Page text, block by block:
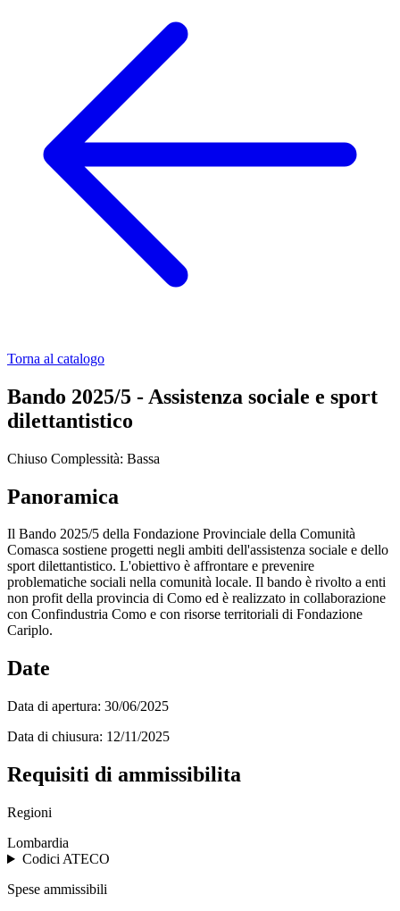
Torna al catalogo
Bando 2025/5 - Assistenza sociale e sport
dilettantistico
Chiuso Complessità: Bassa
Panoramica
Il Bando 2025/5 della Fondazione Provinciale della Comunità
Comasca sostiene progetti negli ambiti dell'assistenza sociale e dello
sport dilettantistico. L'obiettivo è affrontare e prevenire
problematiche sociali nella comunità locale. Il bando è rivolto a enti
non profit della provincia di Como ed è realizzato in collaborazione
con Confindustria Como e con risorse territoriali di Fondazione
Cariplo.
Date
Data di apertura: 30/06/2025
Data di chiusura: 12/11/2025
Requisiti di ammissibilita
Regioni
Lombardia
Codici ATECO
Spese ammissibili